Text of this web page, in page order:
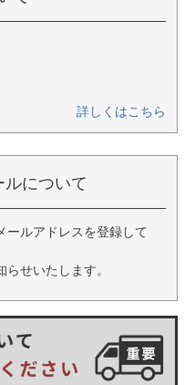
詳しくはこちら
ルについて
ールアドレスを登録して
せいたします。